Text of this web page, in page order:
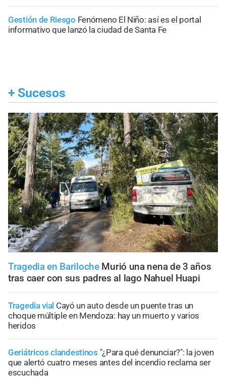
Gestión de Riesgo Fenómeno El Niño: así es el portal
informativo que lanzó la ciudad de Santa Fe
+ Sucesos
Tragedia en Bariloche Murió una nena de 3 años
tras caer con sus padres al lago Nahuel Huapi
Tragedia vial Cayó un auto desde un puente tras un
choque múltiple en Mendoza: hay un muerto y varios
heridos
Geriátricos clandestinos "¿Para qué denunciar?": la joven
que alertó cuatro meses antes del incendio reclama ser
escuchada